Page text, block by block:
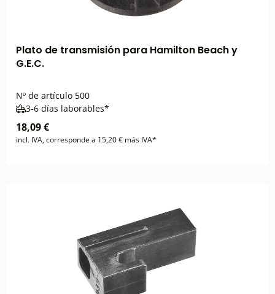
Plato de transmisión para Hamilton Beach y
G.E.C.
Nº de artículo 500
3-6 días laborables*
18,09 €
incl. IVA, corresponde a 15,20 € más IVA*